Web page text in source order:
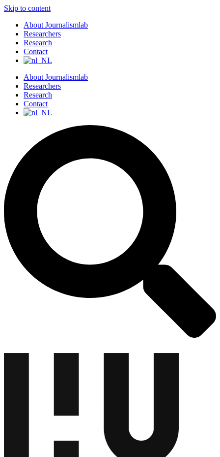
Skip to content
About Journalismlab
Researchers
Research
Contact
About Journalismlab
Researchers
Research
Contact